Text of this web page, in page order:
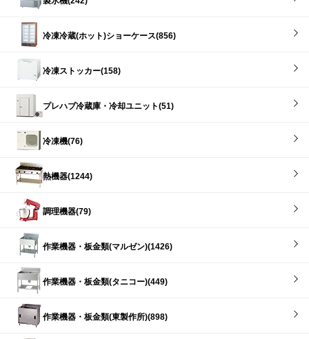
冷凍冷蔵(ホット)ショーケース(856)
冷凍ストッカー(158)
プレハブ冷蔵庫・冷却ユニット(51)
冷凍機(76)
熱機器(1244)
調理機器(79)
作業機器・板金類(マルゼン)(1426)
作業機器・板金類(タニコー)(449)
作業機器・板金類(東製作所)(898)